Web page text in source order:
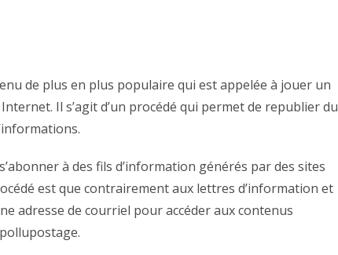
de plus en plus populaire qui est appelée à jouer un
Il s’agit d’un procédé qui permet de republier du
à des fils d’information générés par des sites
est que contrairement aux lettres d’information et
adresse de courriel pour accéder aux contenus